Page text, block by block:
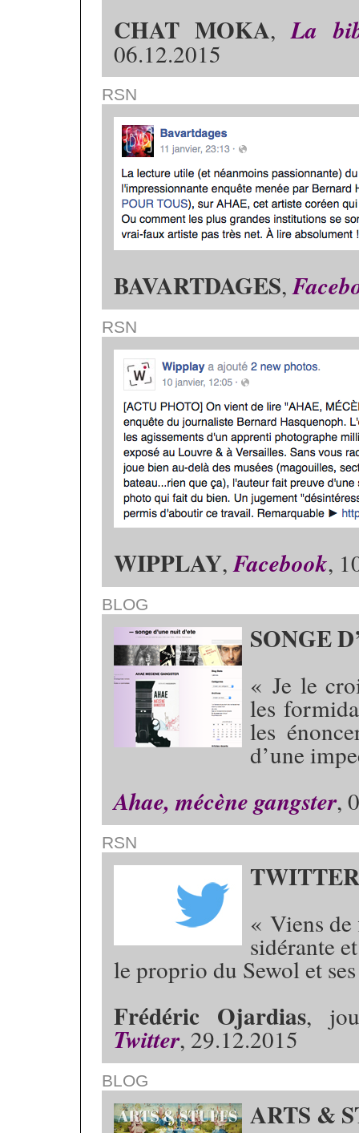
CHAT MOKA,La
06.12.2015
RSN
BAVARTDAGES,
RSN
WIPPLAY,Facebook,
BLOG
SONGE
« Je le
les
les
d’une
Ahae, mécène gangster,
RSN
TWITTER
« Viens de
sidérante
le proprio du Sewol et
Frédéric Ojardias,
Twitter, 29.12.2015
BLOG
ARTS &